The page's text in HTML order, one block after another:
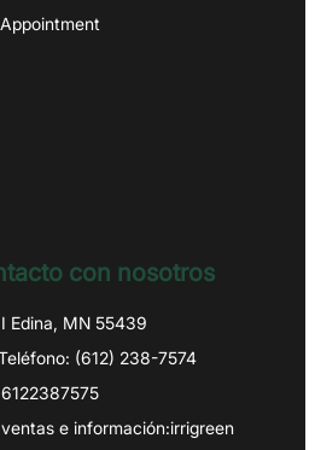
con nosotros
Edina, MN 55439
(612) 238-7574
e información:irrigreen